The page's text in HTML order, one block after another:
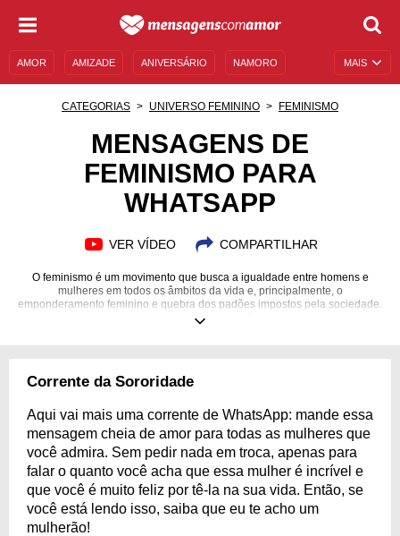
MAIS
AMOR AMIZADE ANIVERSÁRIO NAMORO
MENSAGENS E FRASES MENSAGENS DE ANIVERSÁRIO
FAMOSOS BÍBLIA
CATEGORIAS UNIVERSO FEMININO FEMINISMO
MENSAGENS DE
FEMINISMO PARA
WHATSAPP
VER VÍDEO COMPARTILHAR
O feminismo é um movimento que busca a igualdade entre homens e
mulheres em todos os âmbitos da vida e, principalmente, o
emponderamento feminino e quebra dos padões impostos pela sociedade.
Compartilhe mensagens de incentivo e união para seus contatos e
Corrente da Sororidade
Aqui vai mais uma corrente de WhatsApp: mande essa
mensagem cheia de amor para todas as mulheres que
você admira. Sem pedir nada em troca, apenas para
falar o quanto você acha que essa mulher é incrível e
que você é muito feliz por tê-la na sua vida. Então, se
você está lendo isso, saiba que eu te acho um
mulherão!